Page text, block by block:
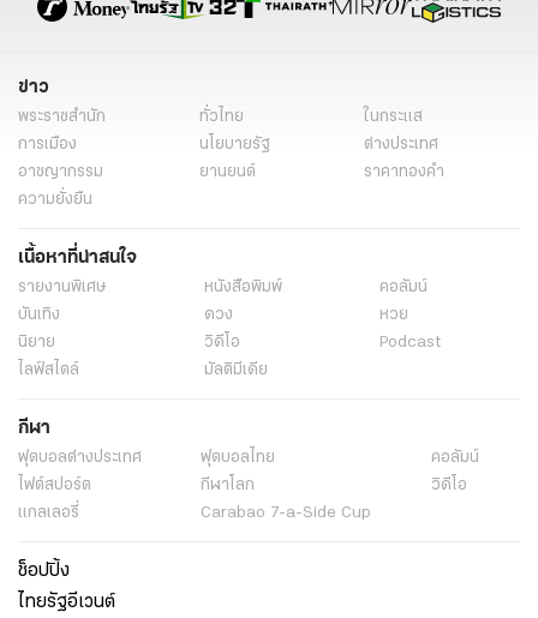
สภาพอากาศแปรปรวน การเปลี่ยนแปลงสภาพภูมิอากาศ
ข่าว
พระราชสำนัก ทั่วไทย
ในกระแส
การเมือง
นโยบายรัฐ
ต่างประเทศ
อาชญากรรม
ยานยนต์
ราคาทองคำ
ความยั่งยืน
เนื้อหาที่น่าสนใจ
รายงานพิเศษ หนังสือพิมพ์
คอลัมน์
บันเทิง
ดวง
หวย
นิยาย
วิดีโอ
Podcast
ไลฟ์สไตล์
มัลติมีเดีย
กีฬา
ฟุตบอลต่่างประเทศ ฟุตบอลไทย
คอลัมน์
ไฟต์สปอร์ต
กีฬาโลก
วิดีโอ
แกลเลอรี่
Carabao 7-a-Side Cup
ช็อปปิ้ง
ไทยรัฐอีเวนต์